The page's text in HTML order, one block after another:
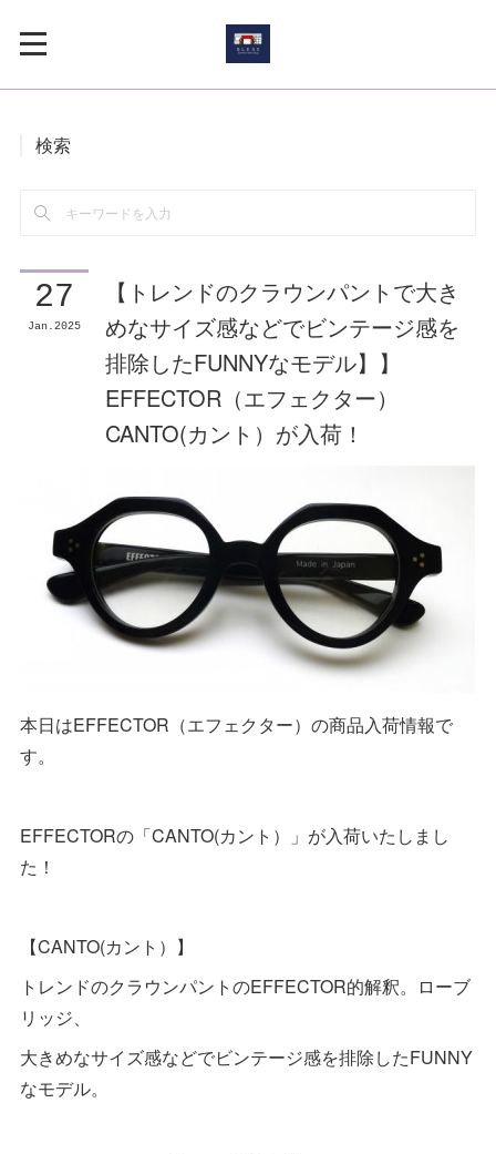
検索
27
Jan 2025
【トレンドのクラウンパントで大き
めなサイズ感などでビンテージ感を
排除したFUNNYなモデル】】
EFFECTOR（エフェクター）
CANTO(カント）が入荷！
本日はEFFECTOR（エフェクター）の商品入荷情報で
す。
EFFECTORの「CANTO(カント）」が入荷いたしまし
た！
【CANTO(カント）】
トレンドのクラウンパントのEFFECTOR的解釈。ローブ
リッジ、
大きめなサイズ感などでビンテージ感を排除したFUNNY
なモデル。